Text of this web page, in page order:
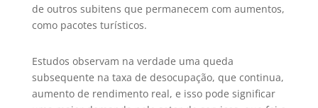
de outros subitens que permanecem com aumentos,
como pacotes turísticos.
Estudos observam na verdade uma queda
subsequente na taxa de desocupação, que continua,
aumento de rendimento real, e isso pode significar